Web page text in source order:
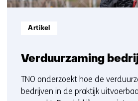
Verduurzaming
Informatietype:
Artikel
TNO onderzoekt hoe de
bedrijven in de praktijk